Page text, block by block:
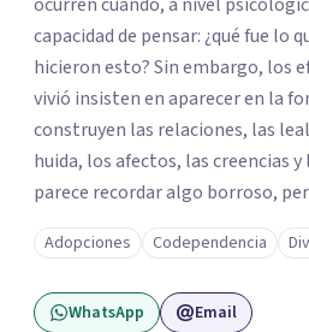
capacidad de pensar: ¿qué fue lo
hicieron esto? Sin embargo, los
vivió insisten en aparecer en la
construyen las relaciones, las
huida, los afectos, las creencias
parece recordar algo borroso,
reaccionar cuando siente una
parecen notar que algo pasa y, de
propia persona aparece la
con lo que me pasó? De las
Adopciones Codependencia
WhatsApp Email